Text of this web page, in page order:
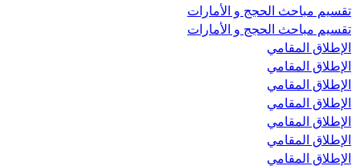
تقسيم مباحث الحجج و الأمارات
تقسيم مباحث الحجج و الأمارات
الإطلاق المقامي
الإطلاق المقامي
الإطلاق المقامي
الإطلاق المقامي
الإطلاق المقامي
الإطلاق المقامي
الإطلاق المقامي